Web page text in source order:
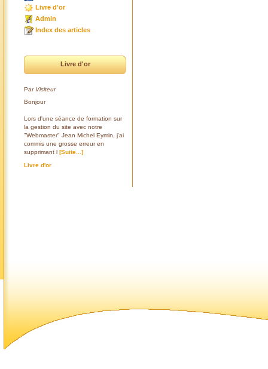
Livre d'or
Admin
Index des articles
Livre d'or
Par Visiteur
Bonjour
Lors d'une séance de formation sur
la gestion du site avec notre
"Webmaster" Jean Michel Eymin, j'ai
commis une grosse erreur en
supprimant l [Suite...]
Livre d'or